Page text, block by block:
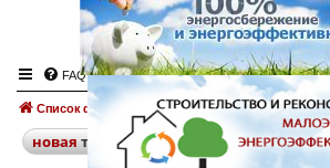
FAQ
Список форумов Отопление дома. Печи, камины.
новаятема